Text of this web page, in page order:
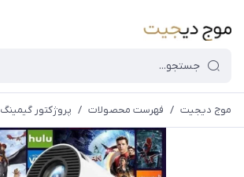
قیمت و
سایت بروز
موج دیجیت / فهرست محصولات / پروژکتور گیمینگ ۲ در ۱ مدل Game Projector 3D